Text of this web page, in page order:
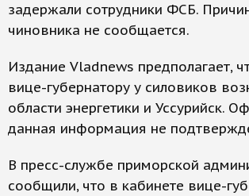
задержали сотрудники ФСБ.
чиновника не сообщается.
Издание Vladnews предполагает,
вице-губернатору у силовиков
области энергетики и Уссурийск.
данная информация не
В пресс-службе приморской
сообщили, что в кабинете вице-